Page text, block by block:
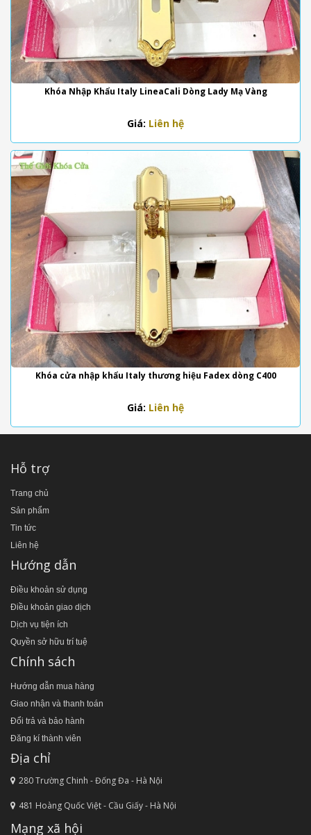
Khóa Nhập Khẩu Italy LineaCali Dòng Lady Mạ Vàng
Giá: Liên hệ
Khóa cửa nhập khẩu Italy thương hiệu Fadex dòng C400
Giá: Liên hệ
Hỗ trợ
Trang chủ
Sản phẩm
Tin tức
Liên hệ
Hướng dẫn
Điều khoản sử dụng
Điều khoản giao dịch
Dịch vụ tiện ích
Quyền sở hữu trí tuệ
Chính sách
Hướng dẫn mua hàng
Giao nhận và thanh toán
Đổi trả và bảo hành
Đăng kí thành viên
Địa chỉ
280 Trường Chinh - Đống Đa - Hà Nội
481 Hoàng Quốc Việt - Cầu Giấy - Hà Nội
Mạng xã hội